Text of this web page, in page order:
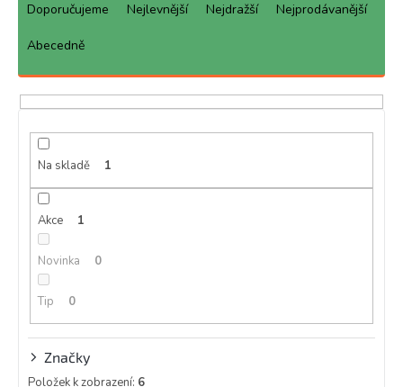
p
Doporučujeme Nejlevnější Nejdražší Nejprodávanější
Abecedně
Na skladě 1
Akce 1
Novinka 0
Tip 0
Značky
Položek k zobrazení: 6